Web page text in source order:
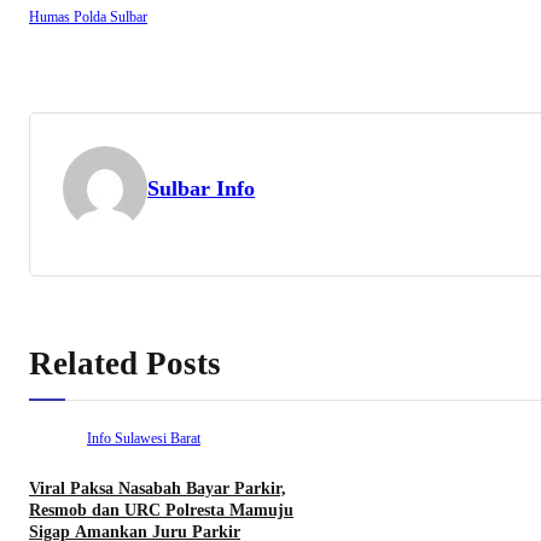
Humas Polda Sulbar
Sulbar Info
Related Posts
Info Sulawesi Barat
Viral Paksa Nasabah Bayar Parkir,
Resmob dan URC Polresta Mamuju
Sigap Amankan Juru Parkir